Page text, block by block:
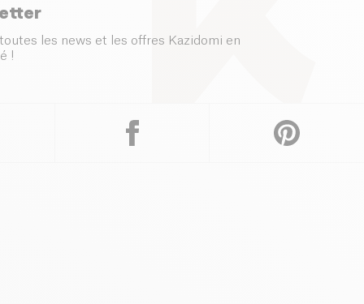
toutes les news et les offres Kazidomi en
!